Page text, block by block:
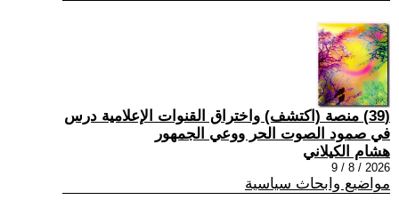
(39) منصة (اكتشف) واختراق القنوات الإعلامية درس
في صمود الصوت الحر ووعي الجمهور
هشام الكيلاني
2026 / 8 / 9
مواضيع وابحاث سياسية